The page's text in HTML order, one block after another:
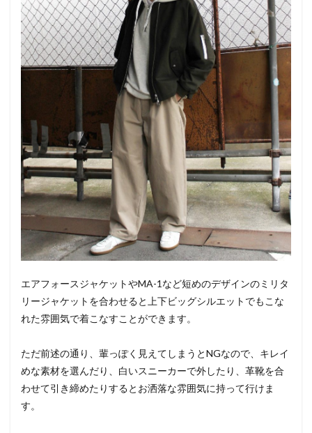
エアフォースジャケットやMA-1など短めのデザインのミリタ
リージャケットを合わせると上下ビッグシルエットでもこな
れた雰囲気で着こなすことができます。
ただ前述の通り、輩っぽく見えてしまうとNGなので、キレイ
めな素材を選んだり、白いスニーカーで外したり、革靴を合
わせて引き締めたりするとお洒落な雰囲気に持って行けま
す。